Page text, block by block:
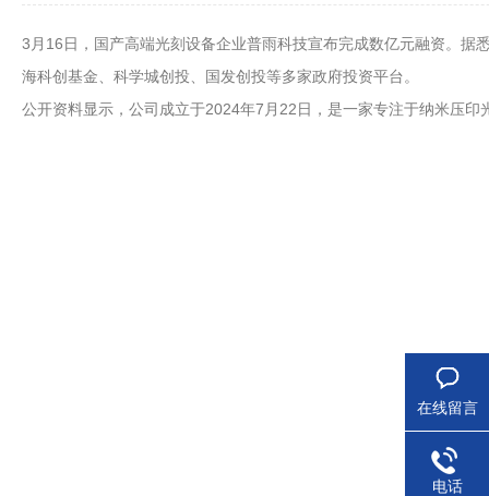
3月16日，国产高端光刻设备企业普雨科技宣布完成数亿元融资。
海科创基金、科学城创投、国发创投等多家政府投资平台。
公开资料显示，公司成立于2024年7月22日，是一家专注于纳米压
在线留言
电话